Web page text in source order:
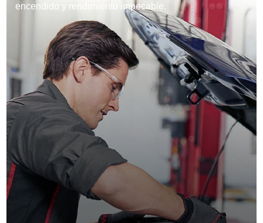
encendido y rendimiento impecable.